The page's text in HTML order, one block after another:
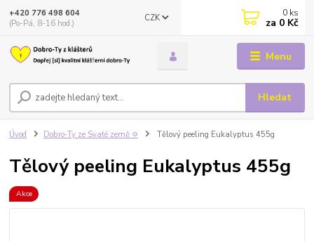
Menu
CZK
Hledat
+420 776 498 604
(Po-Pá, 8-16 hod.)
0 ks
za 0 Kč
Úvod Dobro-Ty ze Svaté země ✡️ Tělový peeling Eukalyptus 455g
Tělový peeling Eukalyptus 455g
Akce